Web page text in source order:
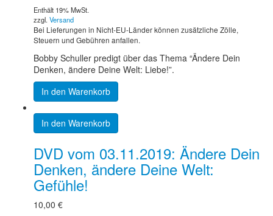
Enthält 19% MwSt.
zzgl. Versand
Bei Lieferungen in Nicht-EU-Länder können zusätzliche Zölle,
Steuern und Gebühren anfallen.
Bobby Schuller predigt über das Thema “Ändere Dein
Denken, ändere Deine Welt: Liebe!”.
In den Warenkorb
In den Warenkorb
DVD vom 03.11.2019: Ändere Dein
Denken, ändere Deine Welt:
Gefühle!
10,00 €